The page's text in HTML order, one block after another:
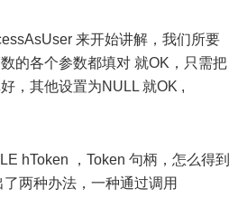
来开始讲解，我们所要
的各个参数都填对 就OK，只需把
，其他设置为NULL 就OK ,
hToken ，Token 句柄，怎么得到
两种办法，一种通过调用